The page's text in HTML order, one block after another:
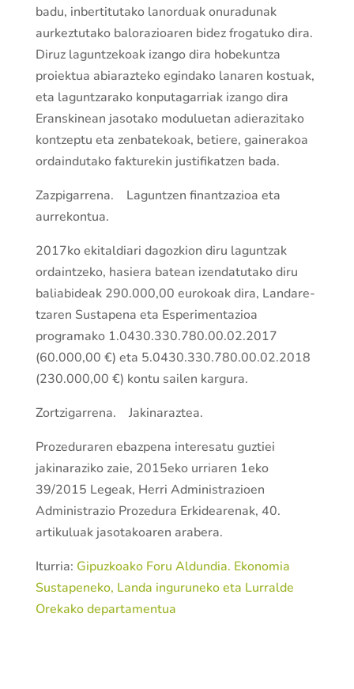
badu, inbertitutako lanorduak onuradunak
aurkeztutako balorazioaren bidez frogatuko dira.
Diruz lagun­tze­koak izango dira hobekun­tza
proiektua abiarazteko egindako lanaren kostuak,
eta lagun­tza­rako konputagarriak izango dira
Eranskinean jasotako moduluetan adierazitako
kon­tzeptu eta zenbatekoak, betiere, gainerakoa
ordaindutako fakturekin justifika­tzen bada.
Zazpigarrena. Lagun­tzen finan­tza­zioa eta
aurrekontua.
2017ko ekitaldiari dagozkion diru lagun­tzak
ordain­tzeko, hasiera batean izendatutako diru
baliabideak 290.000,00 eurokoak dira, Landare­
tza­ren Sustapena eta Esperimentazioa
programako 1.0430.330.780.00.02.2017
(60.000,00 €) eta 5.0430.330.780.00.02.2018
(230.000,00 €) kontu sailen kargura.
Zor­tzi­garrena. Jakinaraztea.
Prozeduraren ebazpena interesatu guztiei
jakinaraziko zaie, 2015eko urriaren 1eko
39/2015 Legeak, Herri Administrazioen
Administrazio Prozedura Erkidearenak, 40.
artikuluak jasotakoaren arabera.
Iturria: Gipuzkoako Foru Aldundia. Ekonomia
Sustapeneko, Landa inguruneko eta Lurralde
Orekako departamentua